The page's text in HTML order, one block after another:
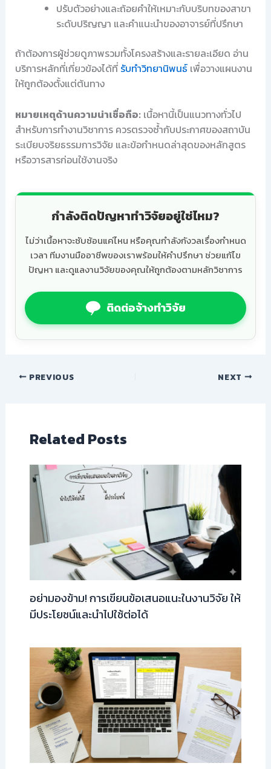
ปรับตัวอย่างและถ้อยคำให้เหมาะกับบริบทของสาขา
ระดับปริญญา และคำแนะนำของอาจารย์ที่ปรึกษา
ถ้าต้องการผู้ช่วยดูภาพรวมทั้งโครงสร้างและรายละเอียด อ่าน
บริการหลักที่เกี่ยวข้องได้ที่ รับทำวิทยานิพนธ์เพื่อวางแผนงาน
ให้ถูกต้องตั้งแต่ต้นทาง
หมายเหตุด้านความน่าเชื่อถือ: เนื้อหานี้เป็นแนวทางทั่วไป
สำหรับการทำงานวิชาการ ควรตรวจซ้ำกับประกาศของสถาบัน
ระเบียบจริยธรรมการวิจัย และข้อกำหนดล่าสุดของหลักสูตร
หรือวารสารก่อนใช้งานจริง
กำลังติดปัญหาทำวิจัยอยู่ใช่ไหม?
ไม่ว่าเนื้อหาจะซับซ้อนแค่ไหน หรือคุณกำลังกังวลเรื่องกำหนด
เวลา ทีมงานมืออาชีพของเราพร้อมให้คำปรึกษา ช่วยแก้ไข
ปัญหา และดูแลงานวิจัยของคุณให้ถูกต้องตามหลักวิชาการ
ติดต่อจ้างทำวิจัย
PREVIOUS NEXT
Related Posts
อย่ามองข้าม! การเขียนข้อเสนอแนะในงานวิจัย ให้
มีประโยชน์และนำไปใช้ต่อได้